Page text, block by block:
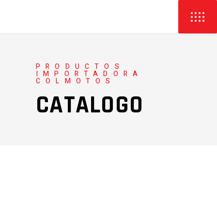
PRODUCTOS
IMPORTADORA
COLMOTOS
CATALOGO